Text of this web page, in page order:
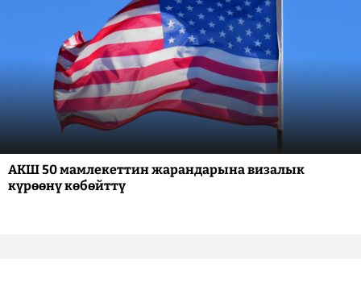
АКШ 50 мамлекеттин жарандарына визалык
күрөөнү көбөйттү